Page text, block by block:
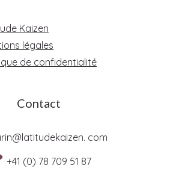
Kaizen
légales
de confidentialité
Contact
com
+41 (0) 78 709 51 87